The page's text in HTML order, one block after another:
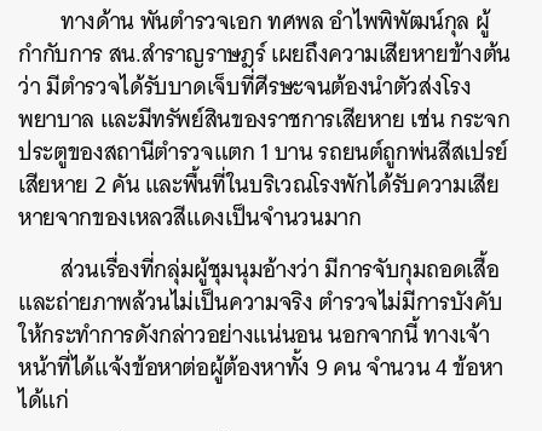
ทางด้าน พันตำรวจเอก ทศพล อำไพพิพัฒน์กุล ผู้
กำกับการ สน.สำราญราษฎร์ เผยถึงความเสียหายข้างต้น
ว่า มีตำรวจได้รับบาดเจ็บที่ศีรษะจนต้องนำตัวส่งโรง
พยาบาล และมีทรัพย์สินของราชการเสียหาย เช่น กระจก
ประตูของสถานีตำรวจแตก 1 บาน รถยนต์ถูกพ่นสีสเปรย์
เสียหาย 2 คัน และพื้นที่ในบริเวณโรงพักได้รับความเสีย
หายจากของเหลวสีแดงเป็นจำนวนมาก
ส่วนเรื่องที่กลุ่มผู้ชุมนุมอ้างว่า มีการจับกุมถอดเสื้อ
และถ่ายภาพล้วนไม่เป็นความจริง ตำรวจไม่มีการบังคับ
ให้กระทำการดังกล่าวอย่างแน่นอน นอกจากนี้ ทางเจ้า
หน้าที่ได้แจ้งข้อหาต่อผู้ต้องหาทั้ง 9 คน จำนวน 4 ข้อหา
ได้แก่